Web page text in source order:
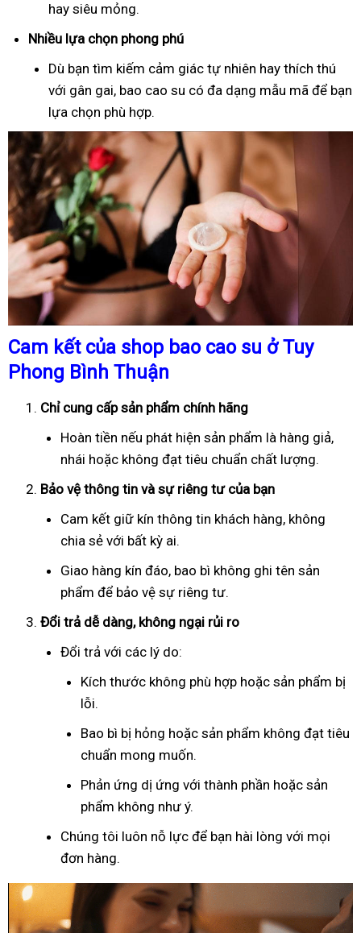
hay siêu mỏng.
Nhiều lựa chọn phong phú
Dù bạn tìm kiếm cảm giác tự nhiên hay thích thú
với gân gai, bao cao su có đa dạng mẫu mã để bạn
lựa chọn phù hợp.
Cam kết của shop bao cao su ở Tuy
Phong Bình Thuận
Chỉ cung cấp sản phẩm chính hãng
Hoàn tiền nếu phát hiện sản phẩm là hàng giả,
nhái hoặc không đạt tiêu chuẩn chất lượng.
Bảo vệ thông tin và sự riêng tư của bạn
Cam kết giữ kín thông tin khách hàng, không
chia sẻ với bất kỳ ai.
Giao hàng kín đáo, bao bì không ghi tên sản
phẩm để bảo vệ sự riêng tư.
Đổi trả dễ dàng, không ngại rủi ro
Đổi trả với các lý do:
Kích thước không phù hợp hoặc sản phẩm bị
lỗi.
Bao bì bị hỏng hoặc sản phẩm không đạt tiêu
chuẩn mong muốn.
Phản ứng dị ứng với thành phần hoặc sản
phẩm không như ý.
Chúng tôi luôn nỗ lực để bạn hài lòng với mọi
đơn hàng.